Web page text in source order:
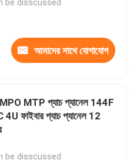
be disscussed
আমাদের সাথে যোগাযোগ
MTP প্যাচ প্যানেল 144F
ফাইবার প্যাচ প্যানেল 12
be disscussed